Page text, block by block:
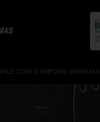
FALE COM O EMPÓRIO BAHAMAS